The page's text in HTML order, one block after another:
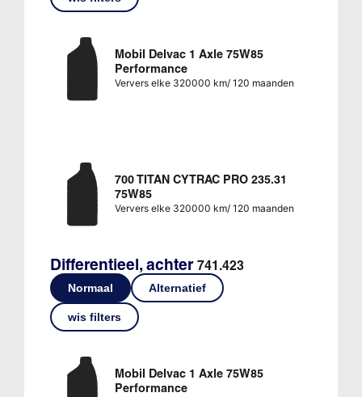
Mobil Delvac 1 Axle 75W85
Performance
Ververs elke 320000 km/ 120 maanden
700 TITAN CYTRAC PRO 235.31
75W85
Ververs elke 320000 km/ 120 maanden
Differentieel, achter 741.423
Normaal Alternatief
wis filters
Mobil Delvac 1 Axle 75W85
Performance